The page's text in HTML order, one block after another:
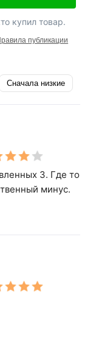
Сначала низкие
3. Где то
минус.
купил товар.
публикации